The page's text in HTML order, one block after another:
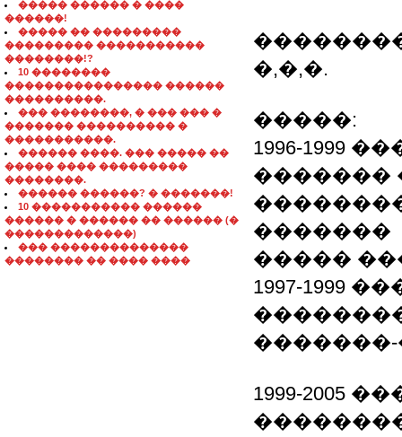
����� ������ � ����
������!
����� �� ���������
��������� �����������
��������!?
10 ��������
���������������� ������
����������.
��� ��������, � ��� ��� �
������� ���������� �
�����������.
������ ����. ��� ����� ��
����� ���� ���������
��������.
������ ������? � �������!
10 ����������� ������
������ � ������ �� ������ (�
�������������)
��� ��������������
�������� �� ���� ����
�,�,�.
�����:
1996-
�������
�������
�����
1997-
1999-